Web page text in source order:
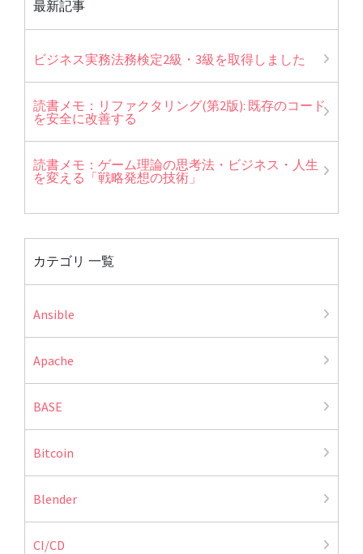
最新記事
ビジネス実務法務検定2級・3級を取得しました
読書メモ：リファクタリング(第2版): 既存のコード
を安全に改善する
読書メモ：ゲーム理論の思考法・ビジネス・人生
を変える「戦略発想の技術」
カテゴリ 一覧
Ansible
Apache
BASE
Bitcoin
Blender
CI/CD